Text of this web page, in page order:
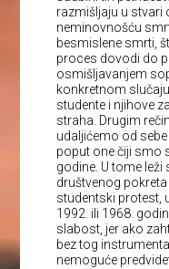
razmišljaju u stvari
neminovnošću
besmislene smrti,
proces dovodi do
osmišljavanjem
konkretnom
studente i njihove
straha. Drugim
udaljićemo od
poput one čiji smo
godine. U tome
društvenog
studentski protest,
1992. ili 1968.
slabost, jer ako
bez tog
nemoguće